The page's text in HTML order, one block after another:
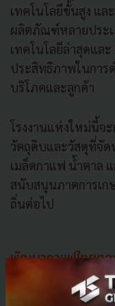
เทคโนโลยีขั้นสูง แ
ผลิตภัณฑ์หลายประเ
เทคโนโลยีล่าสุดแล
ประสิทธิภาพในการ
บริโภคและลูกค้า
โรงงานแห่งใหม่นี้จ
วัตถุดิบและวัสดุที่จัด
เมล็ดกาแฟ น้ำตาล
สนับสนุนภาคการเก
ถิ่นต่อไป
พัฒนากาแฟไทยตล
นอกจากการลงทุนด้